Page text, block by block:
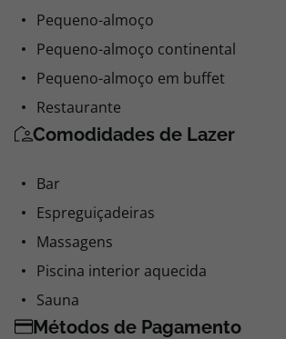
Pequeno-almoço
Pequeno-almoço continental
Pequeno-almoço em buffet
Restaurante
Comodidades de Lazer
Bar
Espreguiçadeiras
Massagens
Piscina interior aquecida
Sauna
Métodos de Pagamento